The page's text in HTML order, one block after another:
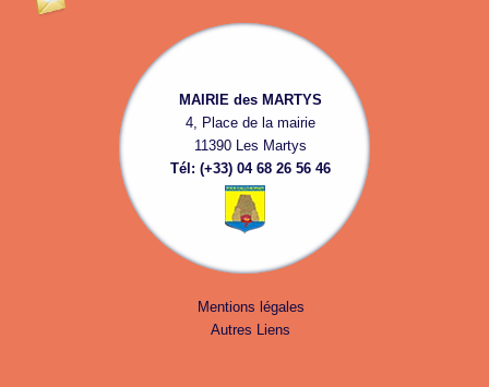
MAIRIE des MARTYS
4, Place de la mairie
11390 Les Martys
Tél: (+33) 04 68 26 56 46
Mentions légales
Autres Liens